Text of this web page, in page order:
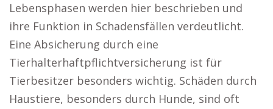
Lebensphasen werden hier beschrieben und
ihre Funktion in Schadensfällen verdeutlicht.
Eine Absicherung durch eine
Tierhalterhaftpflichtversicherung ist für
Tierbesitzer besonders wichtig. Schäden durch
Haustiere, besonders durch Hunde, sind oft